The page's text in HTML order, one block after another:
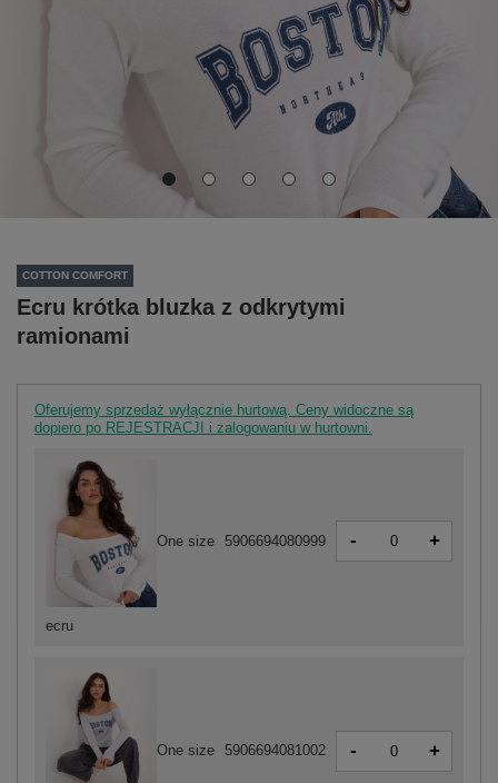
COTTON COMFORT
Ecru krótka bluzka z odkrytymi
ramionami
Oferujemy sprzedaż wyłącznie hurtową. Ceny widoczne są
dopiero po REJESTRACJI i zalogowaniu w hurtowni.
ecru
One size 5906694080999 - +
One size 5906694081002 - +